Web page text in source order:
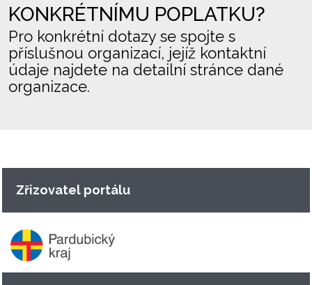
KONKRÉTNÍMU POPLATKU?
Pro konkrétní dotazy se spojte s
příslušnou organizací, jejíž kontaktní
údaje najdete na detailní stránce dané
organizace.
Zřizovatel portálu